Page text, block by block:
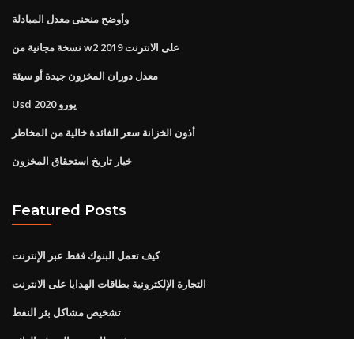
وأوضح منحنى معدل المبادلة
نسخة مجانية من w2 على الانترنت 2019
معدل دوران المخزون جيدة أو سيئة
Usd يورو 2020
أذون الخزانة سعر الفائدة خالية من المخاطر
خيار تاريخ استحقاق المخزون
Featured Posts
كيف تعمل البنوك فقط عبر الإنترنت
التجارة الإلكترونية بطاقات الهدايا على الانترنت
تشخيص مشاكل بئر النفط